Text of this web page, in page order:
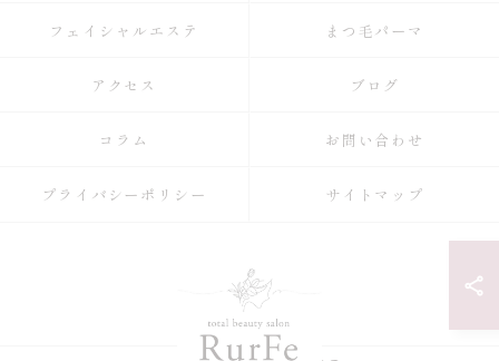
フェイシャルエステ まつ毛パーマ
アクセス ブログ
コラム お問い合わせ
プライバシーポリシー サイトマップ